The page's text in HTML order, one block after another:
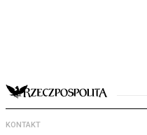
KONTAKT